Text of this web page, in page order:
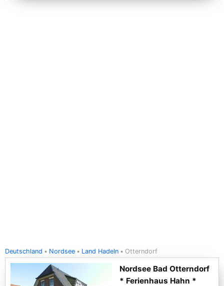
Deutschland Nordsee Land Hadeln Otterndorf
Nordsee Bad Otterndorf
* Ferienhaus Hahn *